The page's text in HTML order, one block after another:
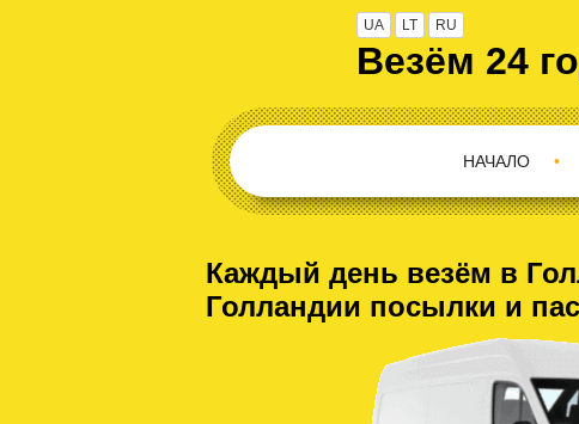
UA LT RU
Везём 24
•
НАЧАЛО
Каждый день везём в
Голландии посылки и